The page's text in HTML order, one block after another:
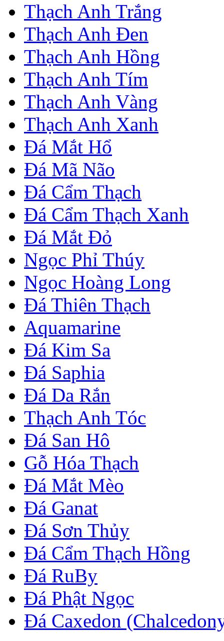
Thạch Anh Trắng
Thạch Anh Đen
Thạch Anh Hồng
Thạch Anh Tím
Thạch Anh Vàng
Thạch Anh Xanh
Đá Mắt Hổ
Đá Mã Não
Đá Cẩm Thạch
Đá Cẩm Thạch Xanh
Đá Mắt Đỏ
Ngọc Phỉ Thúy
Ngọc Hoàng Long
Đá Thiên Thạch
Aquamarine
Đá Kim Sa
Đá Saphia
Đá Da Rắn
Thạch Anh Tóc
Đá San Hô
Gỗ Hóa Thạch
Đá Mắt Mèo
Đá Ganat
Đá Sơn Thủy
Đá Cẩm Thạch Hồng
Đá RuBy
Đá Phật Ngọc
Đá Caxedon